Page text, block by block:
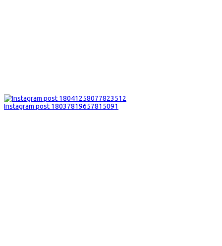
Instagram post 18037819657815091